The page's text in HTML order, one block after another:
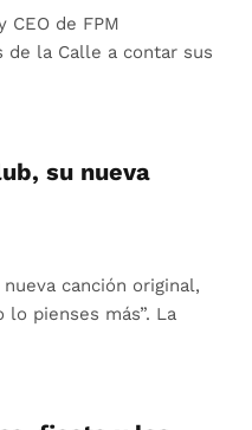
CEO de FPM
de la Calle a contar sus
su nueva
nueva canción original,
pienses más”. La